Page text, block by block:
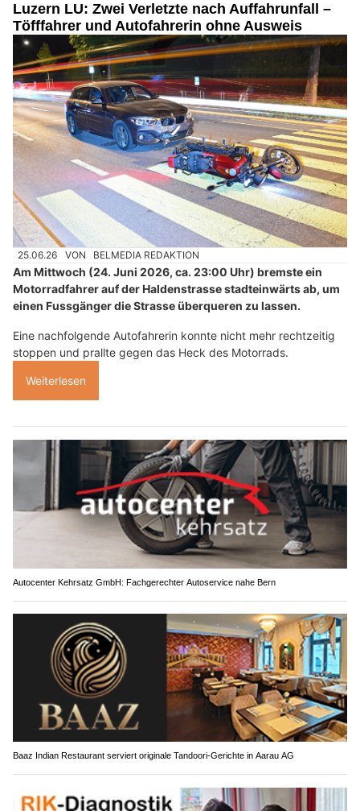
Luzern LU: Zwei Verletzte nach Auffahrunfall –
Töfffahrer und Autofahrerin ohne Ausweis
25.06.26 VON BELMEDIA REDAKTION
Am Mittwoch (24. Juni 2026, ca. 23:00 Uhr) bremste ein
Motorradfahrer auf der Haldenstrasse stadteinwärts ab, um
einen Fussgänger die Strasse überqueren zu lassen.
Eine nachfolgende Autofahrerin konnte nicht mehr rechtzeitig
stoppen und prallte gegen das Heck des Motorrads.
Weiterlesen
Autocenter Kehrsatz GmbH: Fachgerechter Autoservice nahe Bern
Baaz Indian Restaurant serviert originale Tandoori-Gerichte in Aarau AG